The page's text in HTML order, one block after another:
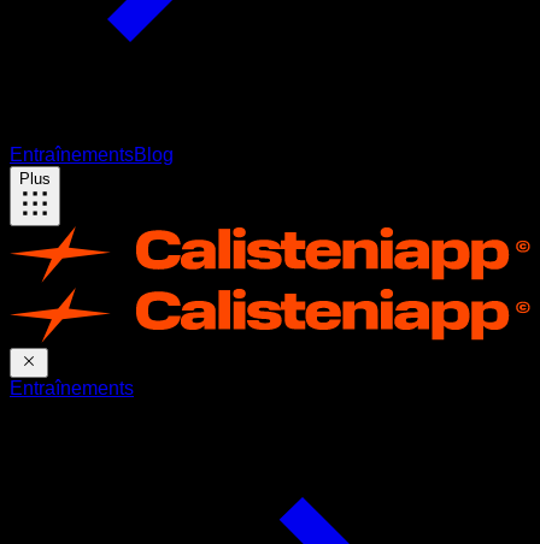
EntraînementsBlog
Plus
Entraînements